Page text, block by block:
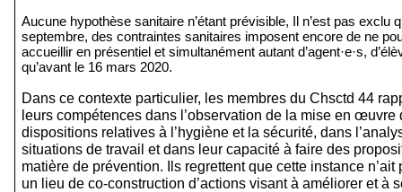
Aucune hypothèse sanitaire n’étant prévisible, Il n’est pas exclu
septembre, des contraintes sanitaires imposent encore de ne
accueillir en présentiel et simultanément autant d’agent·e·s,
qu’avant le 16 mars 2020.
Dans ce contexte particulier, les membres du Chsctd 44
leurs compétences dans l’observation de la mise en œuvre
dispositions relatives à l’hygiène et la sécurité, dans
situations de travail et dans leur capacité à faire des
matière de prévention. Ils regrettent que cette instance n’ait
un lieu de co-construction d’actions visant à améliorer et à